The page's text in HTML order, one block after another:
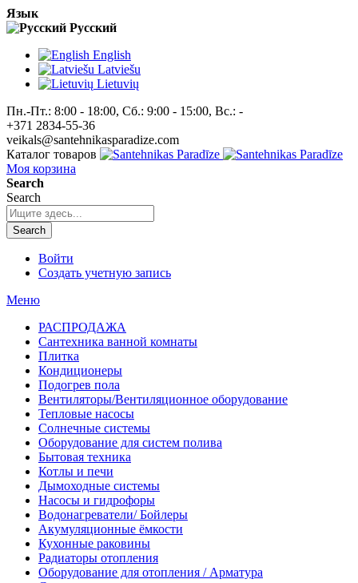
Язык
Pусский
English
Latviešu
Lietuvių
Пн.-Пт.: 8:00 - 18:00, Сб.: 9:00 - 15:00, Вс.: -
+371 2834-55-36
veikals@santehnikasparadize.com
Каталог товаров
Моя корзина
Search
Search
Search
Войти
Создать учетную запись
Меню
РАСПРОДАЖА
Сантехника ванной комнаты
Плитка
Кондиционеры
Подогрев пола
Вентиляторы/Вентиляционное оборудование
Тепловые насосы
Солнечные системы
Оборудование для систем полива
Бытовая техника
Котлы и печи
Дымоходные системы
Насосы и гидрофоры
Водонагреватели/ Бойлеры
Акумуляционные ёмкости
Кухонные раковины
Радиаторы отопления
Оборудование для отопления / Арматура